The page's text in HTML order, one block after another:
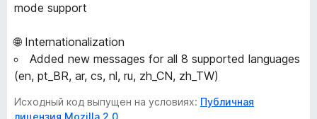
mode support
🌐 Internationalization
Added new messages for all 8 supported languages
(en, pt_BR, ar, cs, nl, ru, zh_CN, zh_TW)
Исходный код выпущен на условиях: Публичная